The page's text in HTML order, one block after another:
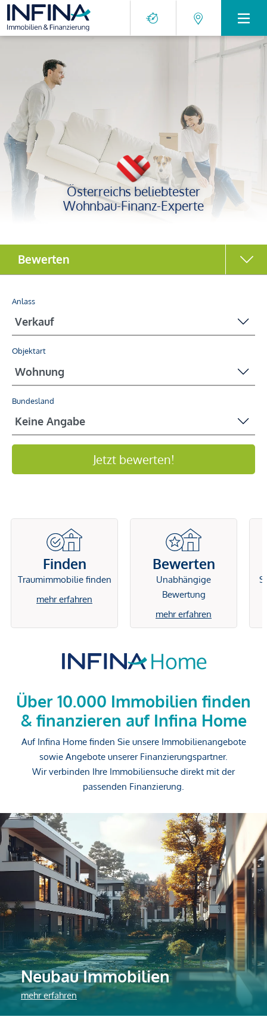
Österreichs beliebtester
Wohnbau-Finanz-Experte
Anlass
Objektart
Bundesland
Jetzt bewerten!
Bewerten
Finden
Traumimmobilie finden
mehr erfahren
Bewerten
Unabhängige
Bewertung
mehr erfahren
Über 10.000 Immobilien finden
& finanzieren auf Infina Home
Auf Infina Home finden Sie unsere Immobilienangebote
sowie Angebote unserer Finanzierungspartner.
Wir verbinden Ihre Immobiliensuche direkt mit der
passenden Finanzierung.
Neubau Immobilien
mehr erfahren